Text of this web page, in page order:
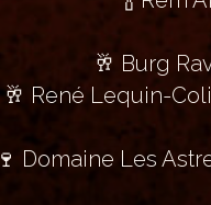
🥂 Burg
🥂 René Lequin-
🍷 Domaine Les